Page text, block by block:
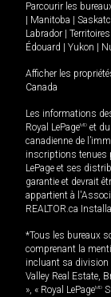
Parcourir les
Manitoba
Labrador
Édouard
Yukon
Afficher les
Canada
Les informations
Royal LePageMD et
canadienne de
inscriptions tenues
LePage et ses
garantie et devrait
appartient à
REALTOR.ca
*Tous les bureaux
comprenant la
incluant sa division
Valley Real Estate,
», « Royal LePageMD